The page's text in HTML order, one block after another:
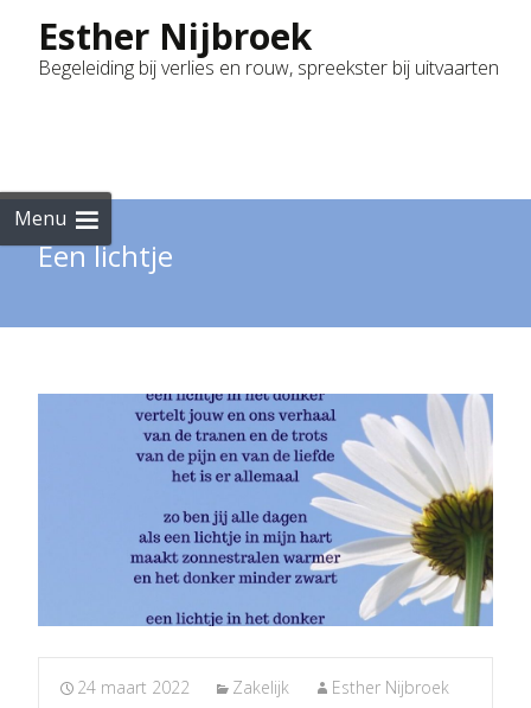
Esther Nijbroek
Begeleiding bij verlies en rouw, spreekster bij uitvaarten
Menu
Een lichtje
24 maart 2022 Zakelijk Esther Nijbroek